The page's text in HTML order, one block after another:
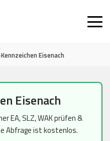
Eisenach
Eisenach
EA, SLZ, WAK prüfen &
Abfrage ist kostenlos.